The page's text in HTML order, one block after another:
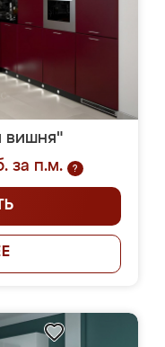
вишня"
за п.м.
?